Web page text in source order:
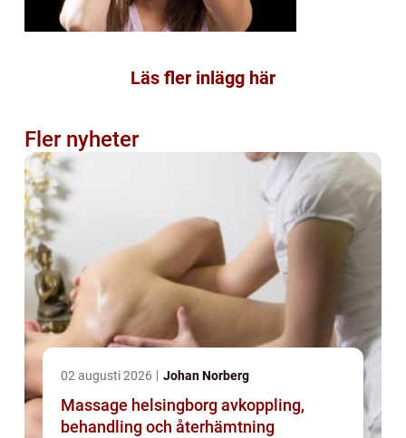
Läs fler inlägg här
Fler nyheter
02 augusti 2026 Johan Norberg
Massage helsingborg avkoppling,
behandling och återhämtning